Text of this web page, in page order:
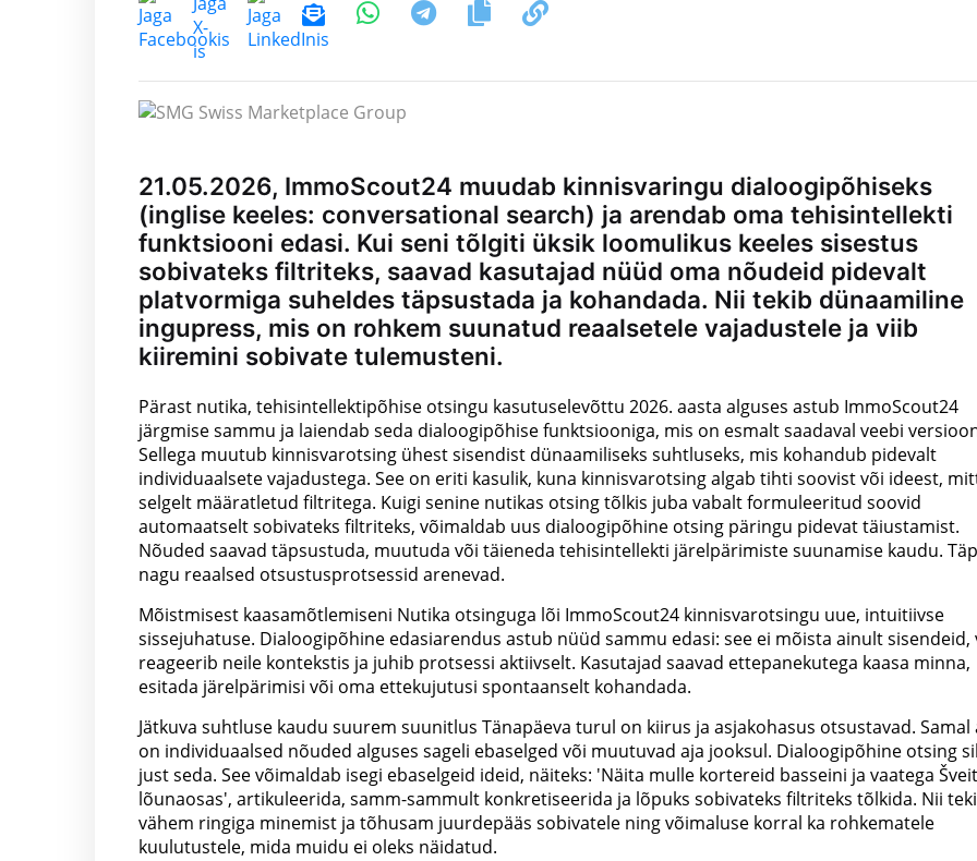
21.05.2026, ImmoScout24 muudab kinnisvaringu dialoogipõhiseks
(inglise keeles: conversational search) ja arendab oma tehisintellekti
funktsiooni edasi. Kui seni tõlgiti üksik loomulikus keeles sisestus
sobivateks filtriteks, saavad kasutajad nüüd oma nõudeid pidevalt
platvormiga suheldes täpsustada ja kohandada. Nii tekib dünaamiline
ingupress, mis on rohkem suunatud reaalsetele vajadustele ja viib
kiiremini sobivate tulemusteni.
Pärast nutika, tehisintellektipõhise otsingu kasutuselevõttu 2026. aasta alguses astub ImmoScout24
järgmise sammu ja laiendab seda dialoogipõhise funktsiooniga, mis on esmalt saadaval veebi
Sellega muutub kinnisvarotsing ühest sisendist dünaamiliseks suhtluseks, mis kohandub pidevalt
individuaalsete vajadustega. See on eriti kasulik, kuna kinnisvarotsing algab tihti soovist või ideest,
selgelt määratletud filtritega. Kuigi senine nutikas otsing tõlkis juba vabalt formuleeritud soovid
automaatselt sobivateks filtriteks, võimaldab uus dialoogipõhine otsing päringu pidevat täiustamist.
Nõuded saavad täpsustuda, muutuda või täieneda tehisintellekti järelpärimiste suunamise kaudu.
nagu reaalsed otsustusprotsessid arenevad.
Mõistmisest kaasamõtlemiseni Nutika otsinguga lõi ImmoScout24 kinnisvarotsingu uue, intuitiivse
sissejuhatuse. Dialoogipõhine edasiarendus astub nüüd sammu edasi: see ei mõista ainult sisendeid,
reageerib neile kontekstis ja juhib protsessi aktiivselt. Kasutajad saavad ettepanekutega kaasa minna,
esitada järelpärimisi või oma ettekujutusi spontaanselt kohandada.
Jätkuva suhtluse kaudu suurem suunitlus Tänapäeva turul on kiirus ja asjakohasus otsustavad. Samal
on individuaalsed nõuded alguses sageli ebaselged või muutuvad aja jooksul. Dialoogipõhine otsing
just seda. See võimaldab isegi ebaselgeid ideid, näiteks: 'Näita mulle kortereid basseini ja vaatega
lõunaosas', artikuleerida, samm-sammult konkretiseerida ja lõpuks sobivateks filtriteks tõlkida. Nii
vähem ringiga minemist ja tõhusam juurdepääs sobivatele ning võimaluse korral ka rohkematele
kuulutustele, mida muidu ei oleks näidatud.